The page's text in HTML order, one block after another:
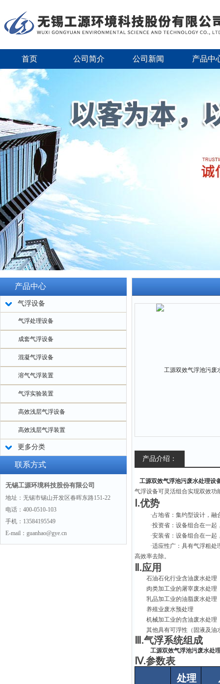
首页 公司简介 公司新闻 产品中
产品中心
气浮设备
气浮处理设备
成套气浮设备
混凝气浮设备
溶气气浮装置
气浮实验装置
高效浅层气浮设备
高效浅层气浮装置
更多分类
联系方式
无锡工源环境科技股份有限公司
地址：无锡市锡山开发区春晖东路151-22
电话：400-0510-103
手机：13584195549
E-mail：guanhao@gye.cn
产品介绍：
工源双效气浮池污废水处理设
气浮设备可灵活组合实现双效功
Ⅰ.优势
·占地省：集约型设计，
·投资省：设备组合在一
·安装省：设备组合在一
·适应性广：具有气浮粗
高效率去除。
Ⅱ.应用
石油石化行业含油废水处理
肉类加工业的屠宰废水处理
乳品加工业的油脂废水处理
养殖业废水预处理
机械加工业的含油废水处理
其他具有可浮性（固液及油
Ⅲ.气浮系统组成
工源双效气浮池污废水处
Ⅳ.参数表
处理